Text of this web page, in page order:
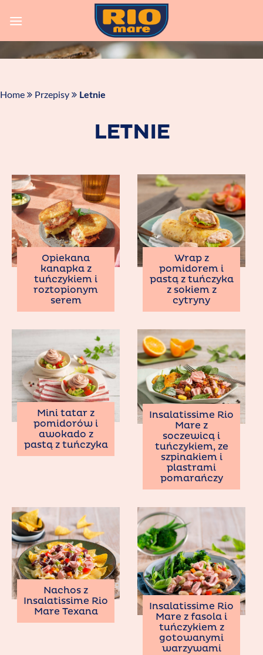
Home Przepisy Letnie
LETNIE
Opiekana
kanapka z
tuńczykiem i
roztopionym
serem
Wrap z
pomidorem i
pastą z tuńczyka
z sokiem z
cytryny
Mini tatar z
pomidorów i
awokado z
pastą z tuńczyka
Insalatissime Rio
Mare z
soczewicą i
tuńczykiem, ze
szpinakiem i
plastrami
pomarańczy
Nachos z
Insalatissime Rio
Mare Texana
Insalatissime Rio
Mare z fasola i
tuńczykiem z
gotowanymi
warzywami